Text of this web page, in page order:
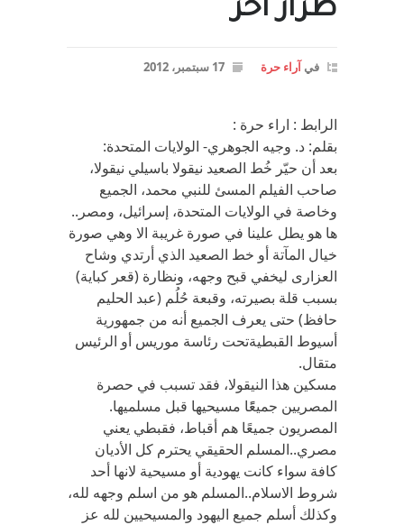
طراز آخر
فيآراء حرة 17 سبتمبر، 2012
الرابط : اراء حرة :
بقلم: د. وجيه الجوهري- الولايات المتحدة:
بعد أن حيّر خُط الصعيد نيقولا باسيلي نيقولا،
صاحب الفيلم المسئ للنبي محمد، الجميع
وخاصة في الولايات المتحدة، إسرائيل، ومصر..
ها هو يطل علينا في صورة غريبة الا وهي صورة
خيال المآتة أو خط الصعيد الذي أرتدي وشاح
العزارى ليخفي قبح وجهه، ونظارة (قعر كباية)
بسبب قلة بصيرته، وقبعة حُلُم (عبد الحليم
حافظ) حتى يعرف الجميع أنه من جمهورية
أسيوط القبطيةتحت رئاسة موريس أو الرئيس
متقال.
مسكين هذا النيقولا، فقد تسبب في حصرة
المصريين جميعًًا مسيحيها قبل مسلميها.
المصريون جميعًا هم أقباط، فقبطي يعني
مصري..المسلم الحقيقي يحترم كل الأديان
كافة سواء كانت يهودية أو مسيحية لانها أحد
شروط الاسلام..المسلم هو من اسلم وجهه لله،
وكذلك أسلم جميع اليهود والمسيحيين لله عز